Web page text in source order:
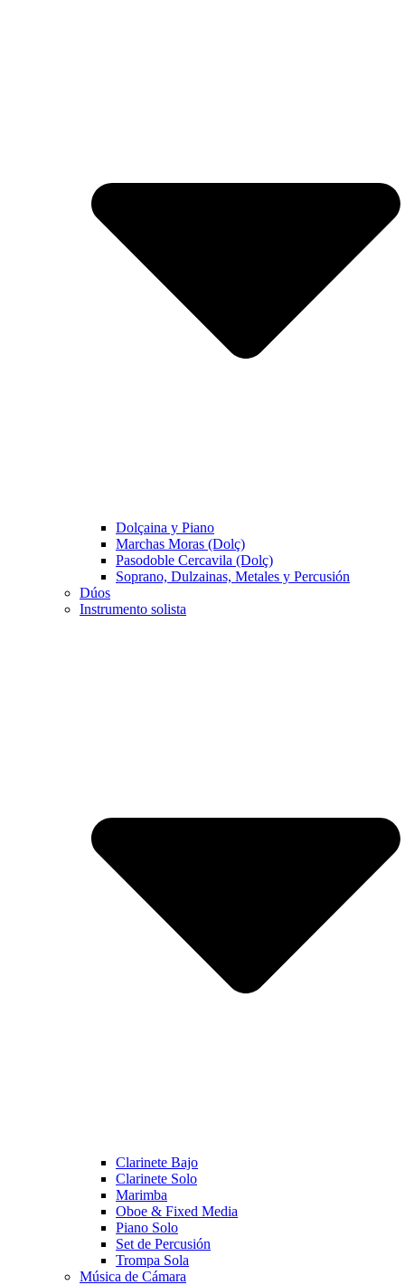
Dolçaina y Piano
Marchas Moras (Dolç)
Pasodoble Cercavila (Dolç)
Soprano, Dulzainas, Metales y Percusión
Dúos
Instrumento solista
Clarinete Bajo
Clarinete Solo
Marimba
Oboe & Fixed Media
Piano Solo
Set de Percusión
Trompa Sola
Música de Cámara